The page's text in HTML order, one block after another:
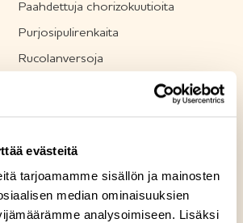
evästeitä
tarjoamamme sisällön ja mainosten
median ominaisuuksien
analysoimiseen. Lisäksi
Paahdettuja chorizokuutioita
Purjosipulirenkaita
Rucolanversoja
LLaktoositon LO
Sopii lakto-ovo ruokavalioon